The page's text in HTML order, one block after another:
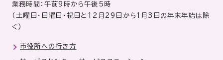
業務時間：午前9時から午後5時
（土曜日・日曜日・祝日と12月29日から1月3日の年末年始は除
く）
市役所への行き方